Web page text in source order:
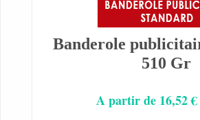
Banderole
510 Gr
A partir de 16,52